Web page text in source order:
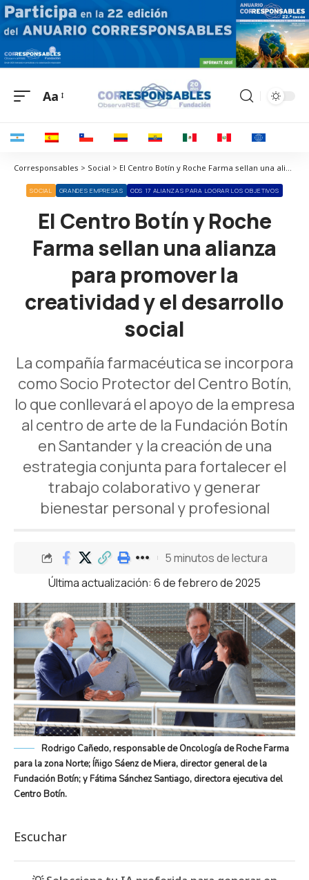
Aa
Corresponsables > Social > El Centro Botín y Roche Farma sellan una alianza para promover la creatividad y el desarrollo social
SOCIAL GRANDES EMPRESAS ODS 17 ALIANZAS PARA LOGRAR LOS OBJETIVOS
El Centro Botín y Roche
Farma sellan una alianza
para promover la
creatividad y el desarrollo
social
La compañía farmacéutica se incorpora
como Socio Protector del Centro Botín,
lo que conllevará el apoyo de la empresa
al centro de arte de la Fundación Botín
en Santander y la creación de una
estrategia conjunta para fortalecer el
trabajo colaborativo y generar
bienestar personal y profesional
Última actualización: 6 de febrero de 2025
5 minutos de lectura
Rodrigo Cañedo, responsable de Oncología de Roche Farma
para la zona Norte; Íñigo Sáenz de Miera, director general de la
Fundación Botín; y Fátima Sánchez Santiago, directora ejecutiva del
Centro Botín.
Escuchar